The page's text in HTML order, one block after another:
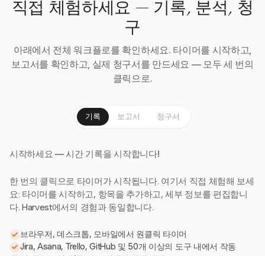
직접 체험하세요 — 기록, 분석, 청
구
아래에서 전체 워크플로를 확인하세요. 타이머를 시작하고,
보고서를 확인하고, 실제 청구서를 만드세요 — 모두 세 번의
클릭으로.
기록 보고서 청구서
시작하세요 — 시간 기록을 시작합니다!
한 번의 클릭으로 타이머가 시작됩니다. 여기서 직접 체험해 보세
요: 타이머를 시작하고, 항목을 추가하고, 세부 정보를 편집합니
다. Harvest에서의 경험과 동일합니다.
브라우저, 데스크톱, 모바일에서 원클릭 타이머
Jira, Asana, Trello, GitHub 및 50개 이상의 도구 내에서 작동